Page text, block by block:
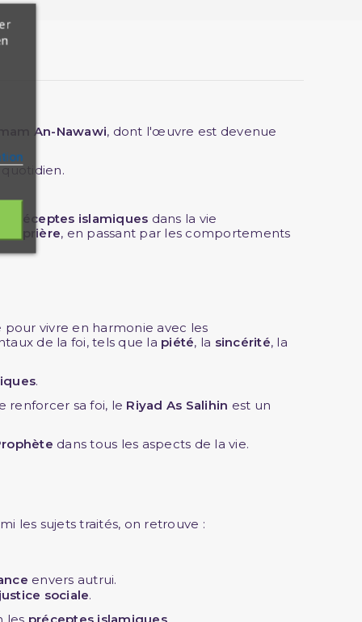
An-Nawawi, dont l'œuvre est devenue
préceptes islamiques dans la vie
prière, en passant par les comportements
vivre en harmonie avec les
de la foi, tels que la piété, la sincérité, la
.
renforcer sa foi, le Riyad As Salihin est un
dans tous les aspects de la vie.
les sujets traités, on retrouve :
envers autrui.
sociale.